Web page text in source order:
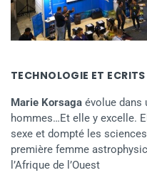
TECHNOLOGIE ET
Marie Korsaga évolue dans
hommes…Et elle y excelle.
sexe et dompté les
première femme
l’Afrique de l’Ouest